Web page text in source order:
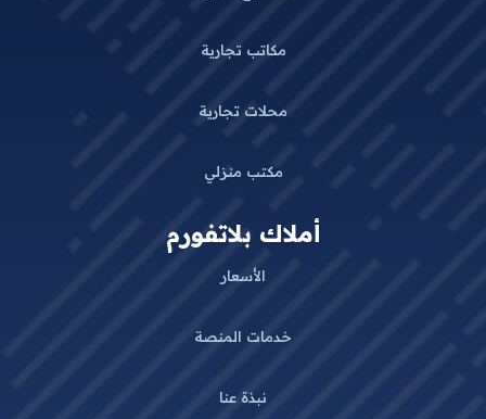
مكاتب تجارية
محلات تجارية
مكتب منزلي
أملاك بلاتفورم
الأسعار
خدمات المنصة
نبذة عنا